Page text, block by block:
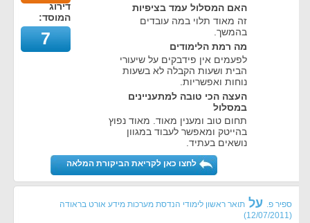
האם המסלול עמד בציפיות
זה מאוד תלוי במה עובדים
בהמשך.
מה רמת הלימודים
לפעמים אין פידבקים על שיעורי
הבית ושעות הקבלה לא בשעות
נוחות ואפשריות.
העצה הכי טובה למתעניינים
במסלול
תחום טוב ומענין מאוד. מאוד נפוץ
בהייטק ומאפשר לעבוד במגוון
נושאים בעתיד.
דירוג
המוסד:
7
לחצו כאן לקריאת הביקורת המלאה
ספיר פ. על תואר ראשון לימודי הנדסת מערכות מידע אורט בראודה
(
12/07/2011
)